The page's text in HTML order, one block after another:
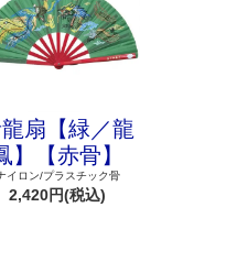
扇【緑／龍
】【赤骨】
イロン/プラスチック骨
2,420円(税込)